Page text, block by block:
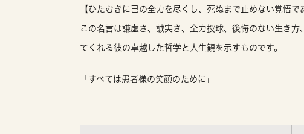
【ひたむきに己の全力を尽くし、死ぬまで止めない覚悟で
この名言は謙虚さ、誠実さ、全力投球、後悔のない生き方
てくれる彼の卓越した哲学と人生観を示すものです。
「すべては患者様の笑顔のために」